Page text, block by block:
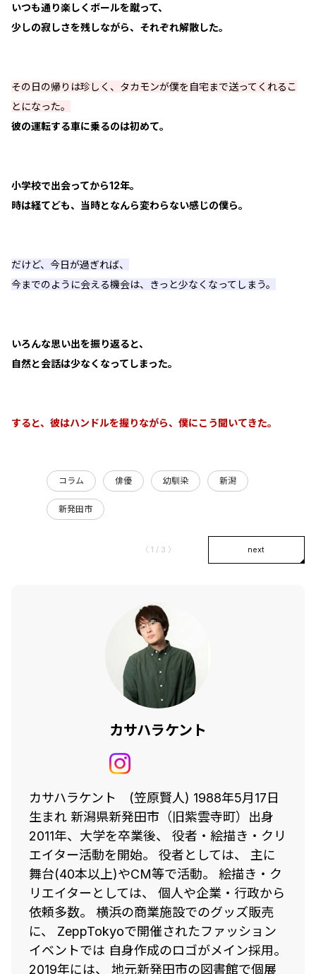
いつも通り楽しくボールを蹴って、
少しの寂しさを残しながら、それぞれ解散した。
その日の帰りは珍しく、タカモンが僕を自宅まで送ってくれるこ
とになった。
彼の運転する車に乗るのは初めて。
小学校で出会ってから12年。
時は経てども、当時となんら変わらない感じの僕ら。
だけど、今日が過ぎれば、
今までのように会える機会は、きっと少なくなってしまう。
いろんな思い出を振り返ると、
自然と会話は少なくなってしまった。
すると、彼はハンドルを握りながら、僕にこう聞いてきた。
コラム 俳優 幼馴染 新潟
新発田市
〈 1 / 3 〉 next
カサハラケント
カサハラケント (笠原賢人) 1988年5月17日
生まれ 新潟県新発田市（旧紫雲寺町）出身
2011年、大学を卒業後、 役者・絵描き・クリ
エイター活動を開始。 役者としては、 主に
舞台(40本以上)やCM等で活動。 絵描き・ク
リエイターとしては、 個人や企業・行政から
依頼多数。 横浜の商業施設でのグッズ販売
に、 ZeppTokyoで開催されたファッション
イベントでは 自身作成のロゴがメイン採用。
2019年には、 地元新発田市の図書館で個展